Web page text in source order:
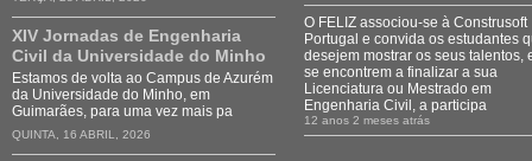
XIV Jornadas de Engenharia
Civil da Universidade do Minho
Estamos de volta ao Campus de Azurém
da Universidade do Minho, em
Guimarães, para uma vez mais pa
QUINTA, 16 ABRIL, 2026
O FELIZ associou-se à Construsoft
Portugal e convida os estudantes
desejem mostrar os seus talentos,
se encontrem a finalizar a sua
Licenciatura ou Mestrado em
Engenharia Civil, a participa
12 anos 2 meses atrás